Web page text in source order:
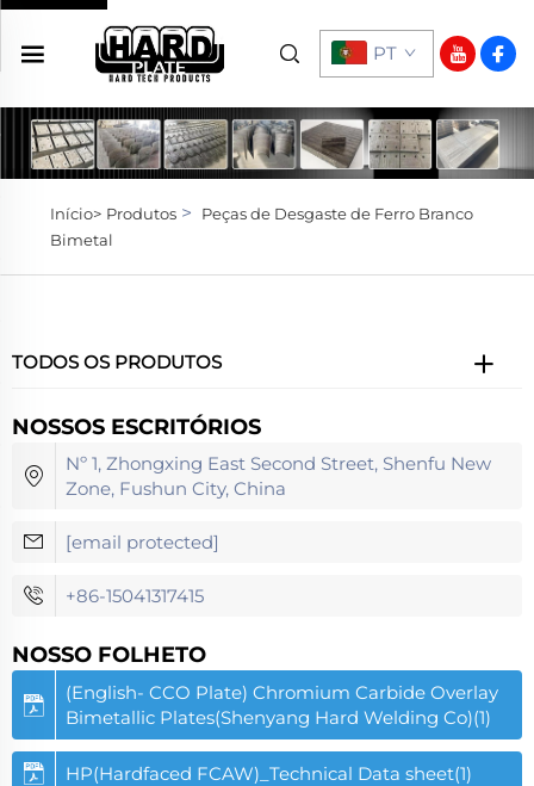
PT
Início> Produtos>
Peças de Desgaste de Ferro Branco
Bimetal
TODOS OS PRODUTOS
NOSSOS ESCRITÓRIOS
Nº 1, Zhongxing East Second Street, Shenfu New
Zone, Fushun City, China
[email protected]
+86-15041317415
NOSSO FOLHETO
(English- CCO Plate) Chromium Carbide Overlay
Bimetallic Plates(Shenyang Hard Welding Co)(1)
HP(Hardfaced FCAW)_Technical Data sheet(1)